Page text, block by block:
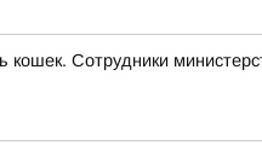
кошек. Сотрудники